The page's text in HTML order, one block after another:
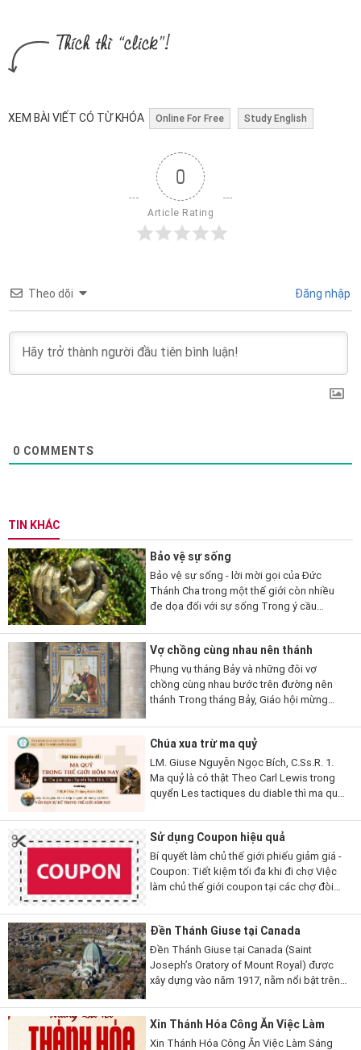
XEM BÀI VIẾT CÓ TỪ KHÓA Online For Free Study English
0
Article Rating
Theo dõi Đăng nhập
0 COMMENTS
TIN KHÁC
Bảo vệ sự sống
Bảo vệ sự sống - lời mời gọi của Đức
Thánh Cha trong một thế giới còn nhiều
đe dọa đối với sự sống Trong ý cầu
XIV mời gọi các tín hữu...
Vợ chồng cùng nhau nên thánh
Phụng vụ tháng Bảy và những đôi vợ
chồng cùng nhau bước trên đường nên
thánh Trong tháng Bảy, Giáo hội mừng
thiện thuộc nhiều thời đại và hoàn cảnh
khác...
Chúa xua trừ ma quỷ
LM. Giuse Nguyễn Ngọc Bích, C.Ss.R. 1.
Ma quỷ là có thật Theo Carl Lewis trong
quyển Les tactiques du diable thì ma quỷ
không tin có nó để nó được tự...
Sử dụng Coupon hiệu quả
Bí quyết làm chủ thế giới phiếu giảm giá -
Coupon: Tiết kiệm tối đa khi đi chợ Việc
làm chủ thế giới coupon tại các chợ đòi
động sang người...
Đền Thánh Giuse tại Canada
Đền Thánh Giuse tại Canada (Saint
Joseph’s Oratory of Mount Royal) được
xây dựng vào năm 1917, nằm nổi bật trên
Montreal, Năm 1955, Đại Thánh Đường
này đã được thánh hiến với...
Xin Thánh Hóa Công Ăn Việc Làm
Xin Thánh Hóa Công Ăn Việc Làm Sáng